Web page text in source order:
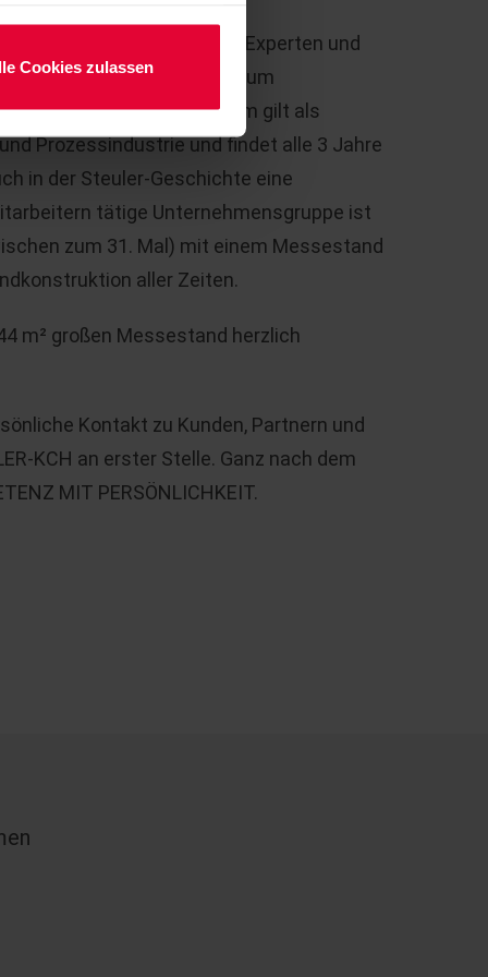
Cookies zulassen
. Experten und
19. Juni 2015 in Frankfurt
zum
zusammen. Das Weltforum gilt als
Prozessindustrie und findet alle 3 Jahre
in der Steuler-Geschichte eine
tätige Unternehmensgruppe ist
zum 31. Mal) mit einem Messestand
aller Zeiten.
m² großen Messestand herzlich
Kontakt zu Kunden, Partnern und
KCH an erster Stelle. Ganz nach dem
MIT PERSÖNLICHKEIT.